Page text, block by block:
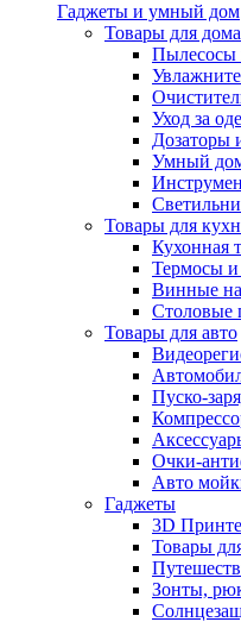
Гаджеты и умный дом
Товары для дома
Уход за
Дозаторы
Умный
Товары для
Кухонная
Термосы
Винные
Столовые
Товары для авто
Пуско-
Очки-
Авто
Гаджеты
3D
Товары
Зонты,